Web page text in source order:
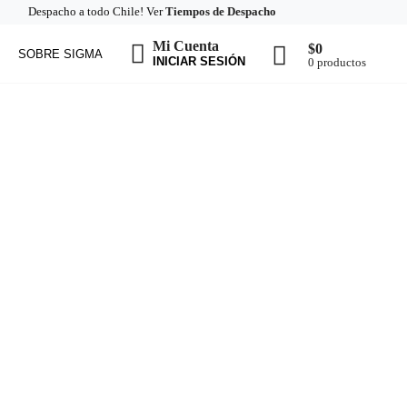
Despacho a todo Chile! VerTiempos de Despacho
SOBRE SIGMA Mi Cuenta
INICIAR SESIÓN
$0
0 productos